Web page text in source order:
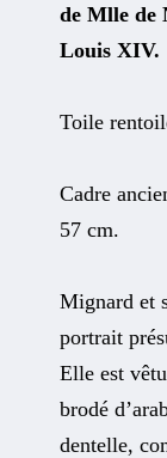
de Mlle de
Louis XIV.
Toile
Cadre
57 cm.
Mignard et
portrait
Elle est
brodé
dentelle,